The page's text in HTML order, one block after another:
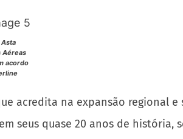
Asta
Aéreas
acordo
acredita na expansão regional
seus quase 20 anos de história,